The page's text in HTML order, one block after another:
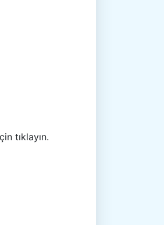
tıklayın.